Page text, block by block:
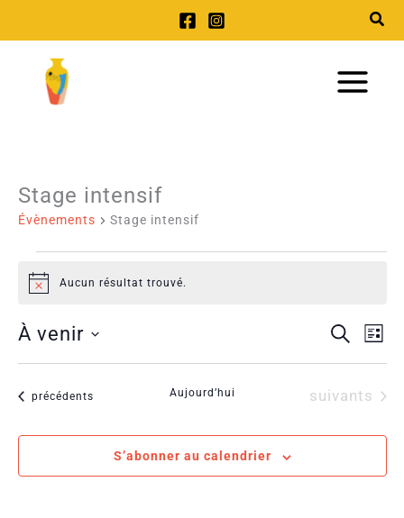
au
contenu
Stage intensif
Évènements Stage intensif
Évènements
NoticeAucun résultat trouvé.
et
Recherche
de
Liste
À venir
Sélectionnez
uneÉvènements
précédents Aujourd’hui Évènements
suivants
S’abonner au calendrier